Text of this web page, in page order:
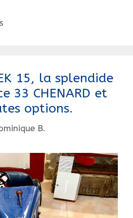
15, la splendide
33 CHENARD et
options.
B.